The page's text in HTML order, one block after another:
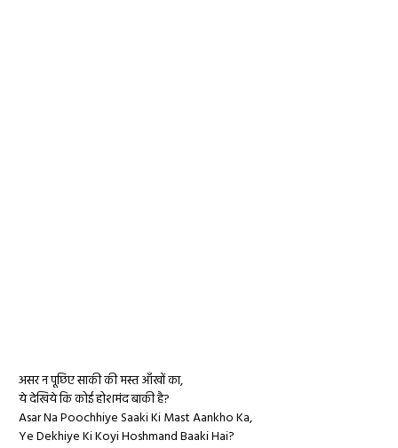
असर न पूछिए साकी की मस्त आँखों का,
ये देखिये कि कोई होशमंद बाकी है?
Asar Na Poochhiye Saaki Ki Mast Aankho Ka,
Ye Dekhiye Ki Koyi Hoshmand Baaki Hai?